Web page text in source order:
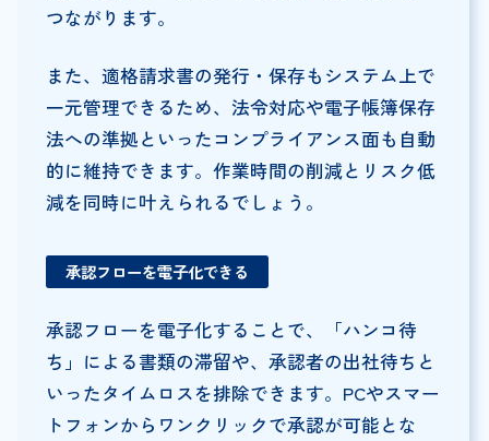
つながります。
また、適格請求書の発行・保存もシステム上で
一元管理できるため、法令対応や電子帳簿保存
法への準拠といったコンプライアンス面も自動
的に維持できます。作業時間の削減とリスク低
減を同時に叶えられるでしょう。
承認フローを電子化できる
承認フローを電子化することで、「ハンコ待
ち」による書類の滞留や、承認者の出社待ちと
いったタイムロスを排除できます。PCやスマー
トフォンからワンクリックで承認が可能とな